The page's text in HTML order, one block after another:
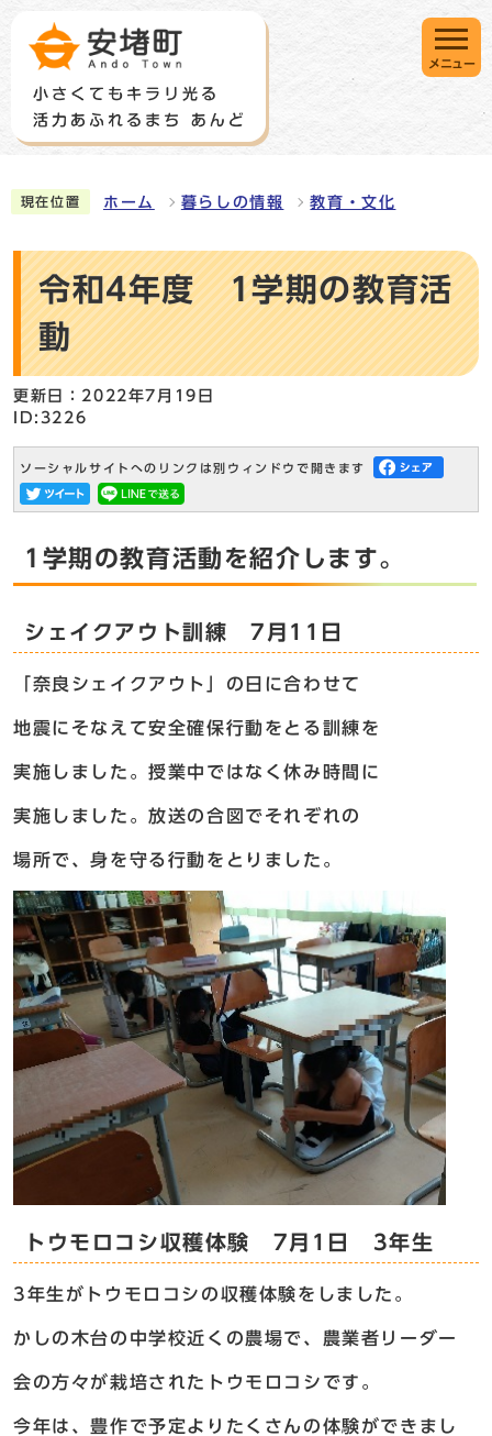
メニュー
現在位置 ホーム 暮らしの情報 教育・文化
令和4年度 1学期の教育活
動
更新日：2022年7月19日
ID:3226
ソーシャルサイトへのリンクは別ウィンドウで開きます
1学期の教育活動を紹介します。
シェイクアウト訓練 7月11日
「奈良シェイクアウト」の日に合わせて
地震にそなえて安全確保行動をとる訓練を
実施しました。授業中ではなく休み時間に
実施しました。放送の合図でそれぞれの
場所で、身を守る行動をとりました。
トウモロコシ収穫体験 7月1日 3年生
3年生がトウモロコシの収穫体験をしました。
かしの木台の中学校近くの農場で、農業者リーダー
会の方々が栽培されたトウモロコシです。
今年は、豊作で予定よりたくさんの体験ができまし